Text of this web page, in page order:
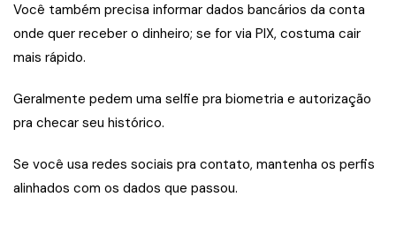
Você também precisa informar dados bancários da conta
onde quer receber o dinheiro; se for via PIX, costuma cair
mais rápido.
Geralmente pedem uma selfie pra biometria e autorização
pra checar seu histórico.
Se você usa redes sociais pra contato, mantenha os perfis
alinhados com os dados que passou.